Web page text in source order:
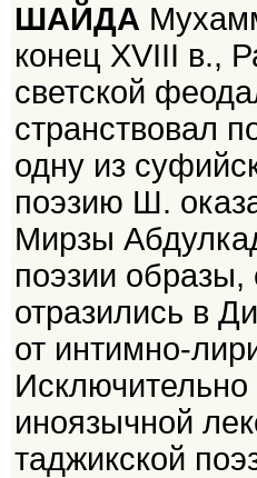
ШАЙДА
конец XVIII в.,
светской
странствовал
одну из
поэзию Ш.
Мирзы
поэзии
отразились в
от интимно-
иноязычной
таджикской